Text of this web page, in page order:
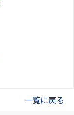
一覧に戻る